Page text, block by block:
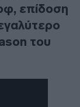
επίδοση
του